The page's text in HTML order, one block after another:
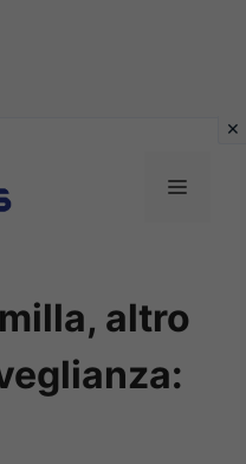
MENU
altro